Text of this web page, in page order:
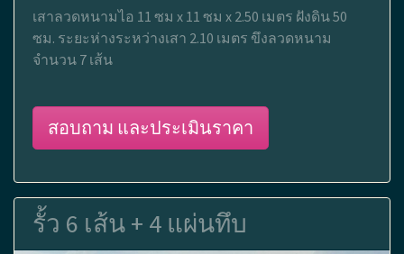
เสาลวดหนามไอ 11 ซม x 11 ซม x 2.50 เมตร ฝังดิน 50
ซม. ระยะห่างระหว่างเสา 2.10 เมตร ขึงลวดหนาม
จำนวน 7 เส้น
สอบถาม และประเมินราคา
รั้ว 6 เส้น + 4 แผ่นทึบ